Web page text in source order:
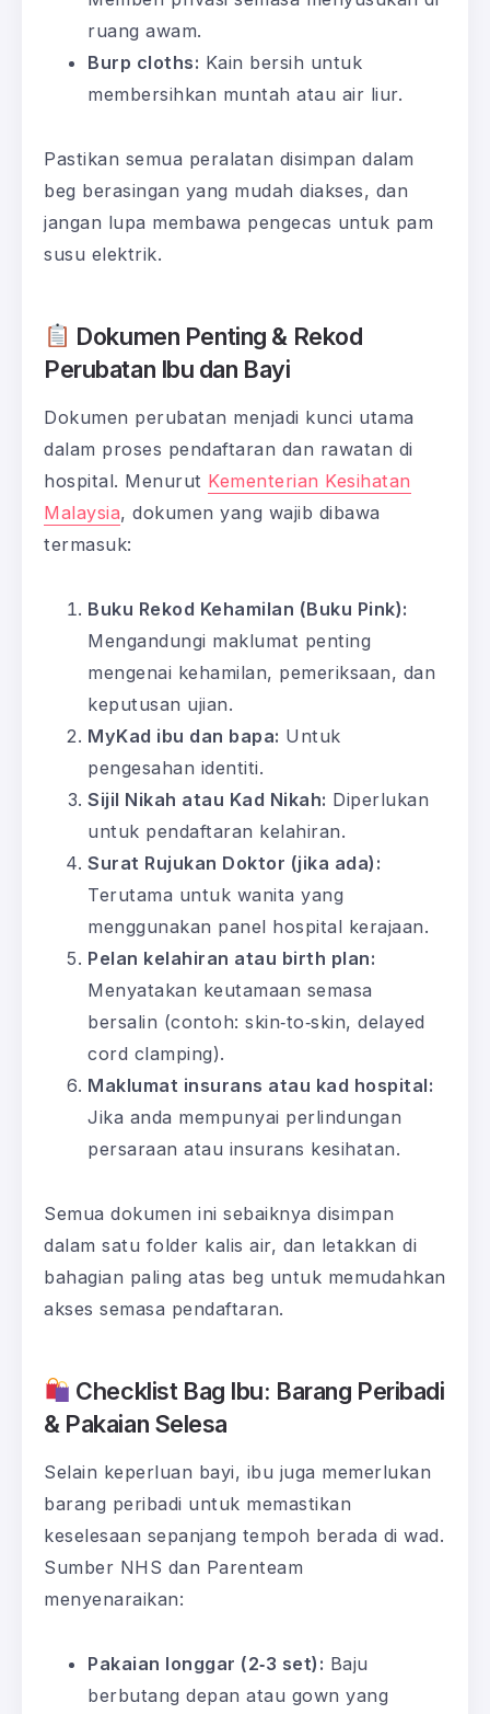
ruang awam.
Burp cloths: Kain bersih untuk
membersihkan muntah atau air liur.
Pastikan semua peralatan disimpan dalam
beg berasingan yang mudah diakses, dan
jangan lupa membawa pengecas untuk pam
susu elektrik.
Dokumen Penting & Rekod
Perubatan Ibu dan Bayi
Dokumen perubatan menjadi kunci utama
dalam proses pendaftaran dan rawatan di
hospital. Menurut Kementerian Kesihatan
Malaysia, dokumen yang wajib dibawa
termasuk:
Buku Rekod Kehamilan (Buku Pink):
Mengandungi maklumat penting
mengenai kehamilan, pemeriksaan, dan
keputusan ujian.
MyKad ibu dan bapa: Untuk
pengesahan identiti.
Sijil Nikah atau Kad Nikah: Diperlukan
untuk pendaftaran kelahiran.
Surat Rujukan Doktor (jika ada):
Terutama untuk wanita yang
menggunakan panel hospital kerajaan.
Pelan kelahiran atau birth plan:
Menyatakan keutamaan semasa
bersalin (contoh: skin‑to‑skin, delayed
cord clamping).
Maklumat insurans atau kad hospital:
Jika anda mempunyai perlindungan
persaraan atau insurans kesihatan.
Semua dokumen ini sebaiknya disimpan
dalam satu folder kalis air, dan letakkan di
bahagian paling atas beg untuk memudahkan
akses semasa pendaftaran.
Checklist Bag Ibu: Barang Peribadi
& Pakaian Selesa
Selain keperluan bayi, ibu juga memerlukan
barang peribadi untuk memastikan
keselesaan sepanjang tempoh berada di wad.
Sumber NHS dan Parenteam
menyenaraikan:
Pakaian longgar (2‑3 set): Baju
berbutang depan atau gown yang